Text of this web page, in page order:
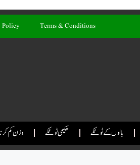
Policy Terms & Conditions
وزن کم حکیمی ٹوٹکے بالوں کے ٹوٹکے